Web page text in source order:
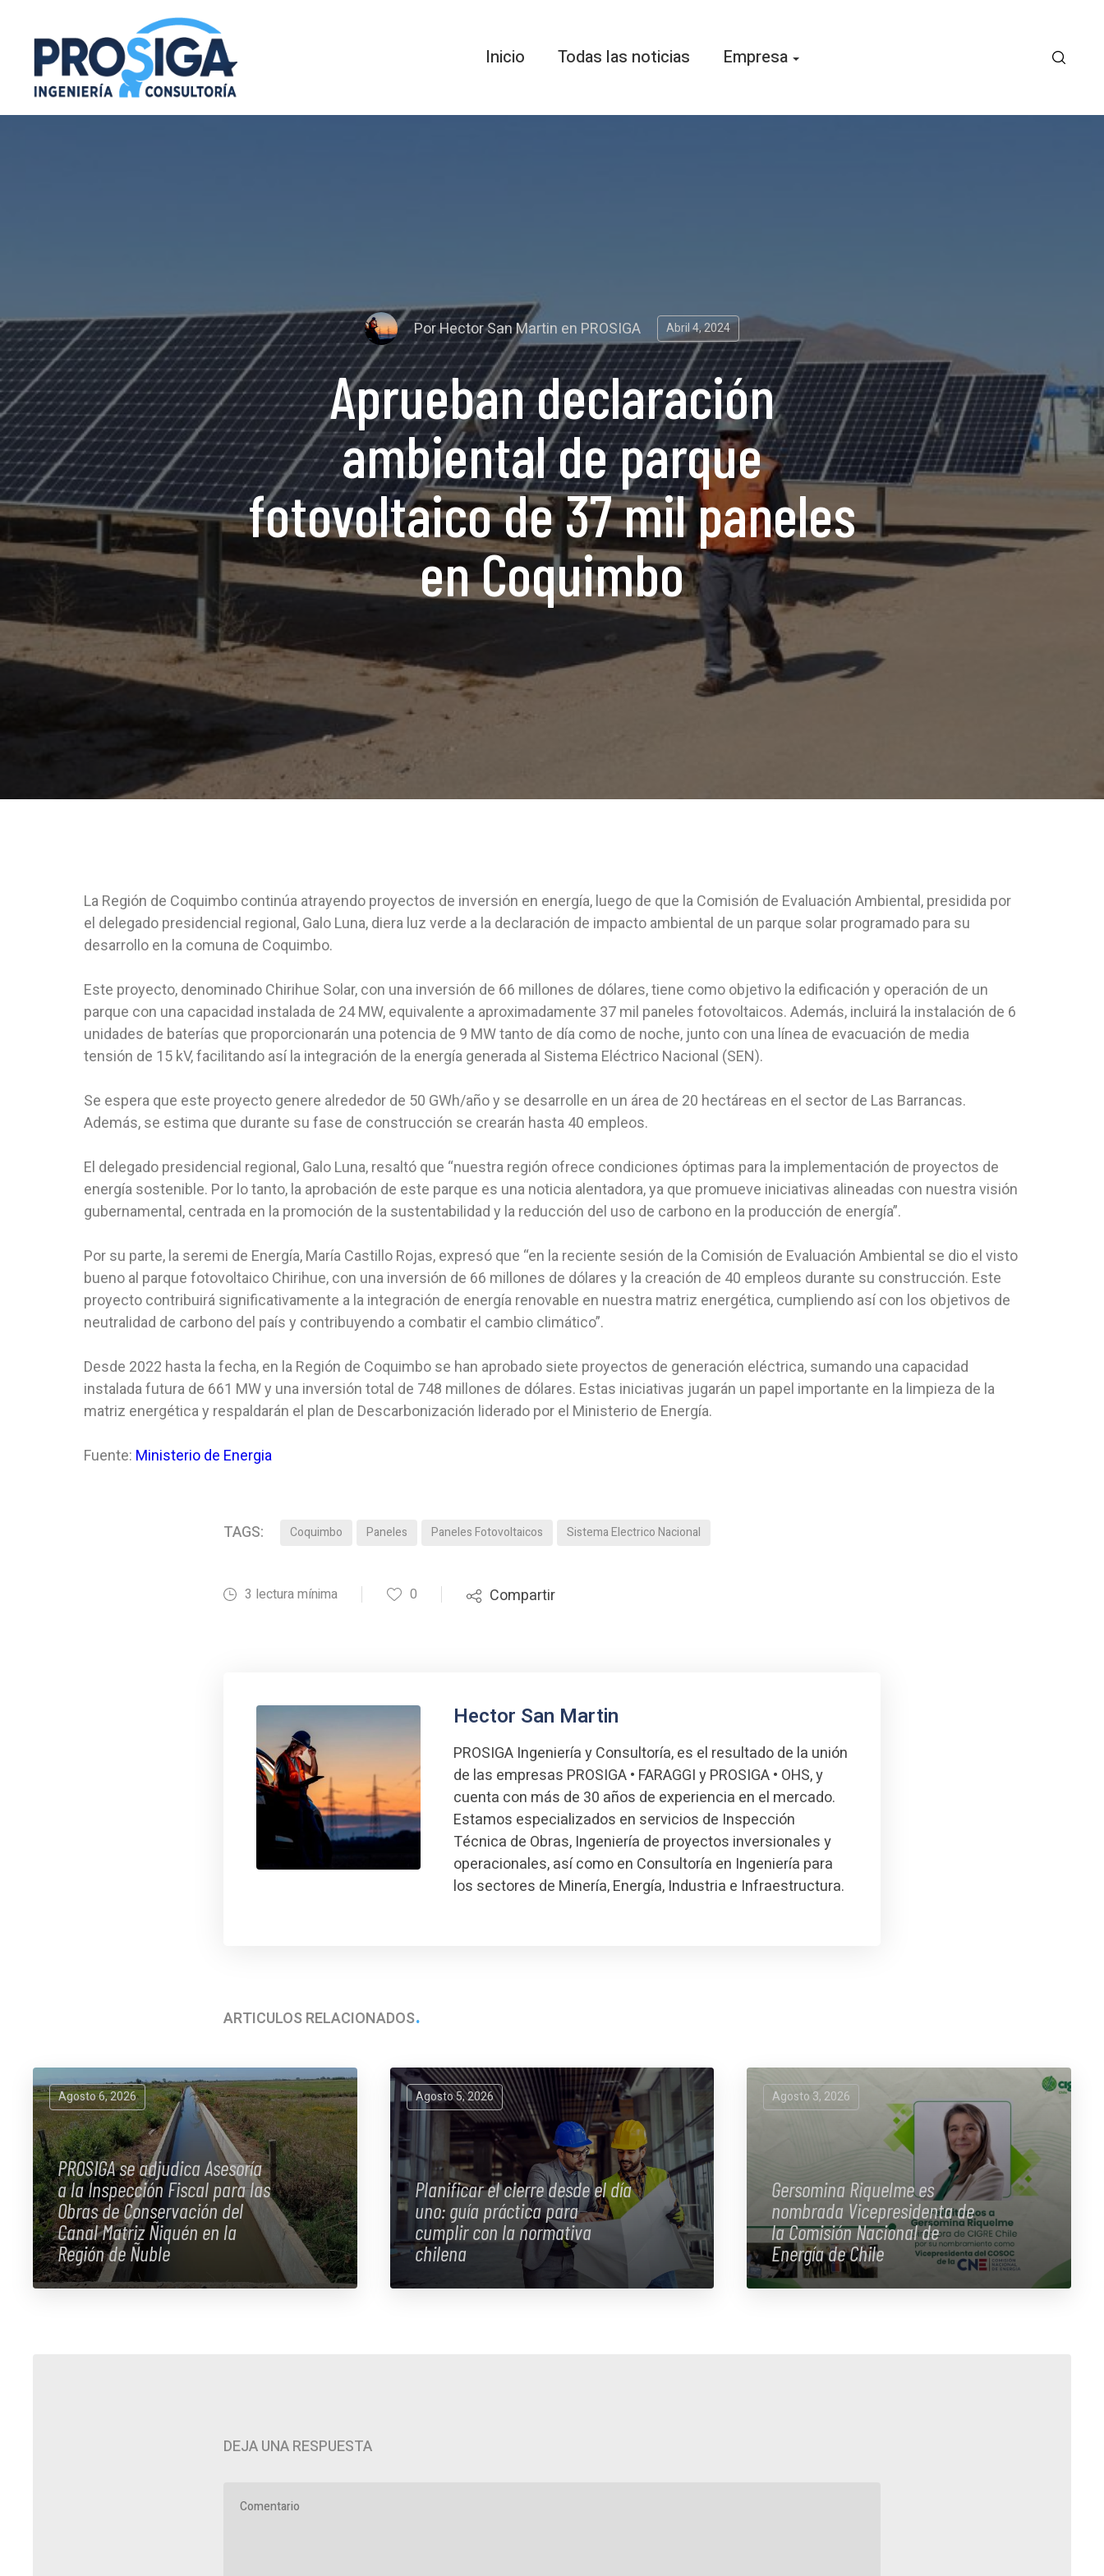
Inicio Todas las noticias Empresa
PorHector San Martin en PROSIGA Abril 4, 2024
Aprueban declaración
ambiental de parque
fotovoltaico de 37 mil paneles
en Coquimbo
La Región de Coquimbo continúa atrayendo proyectos de inversión en energía, luego de que la Comisión de Evaluación Ambiental, presidida por
el delegado presidencial regional, Galo Luna, diera luz verde a la declaración de impacto ambiental de un parque solar programado para su
desarrollo en la comuna de Coquimbo.
Este proyecto, denominado Chirihue Solar, con una inversión de 66 millones de dólares, tiene como objetivo la edificación y operación de un
parque con una capacidad instalada de 24 MW, equivalente a aproximadamente 37 mil paneles fotovoltaicos. Además, incluirá la instalación de 6
unidades de baterías que proporcionarán una potencia de 9 MW tanto de día como de noche, junto con una línea de evacuación de media
tensión de 15 kV, facilitando así la integración de la energía generada al Sistema Eléctrico Nacional (SEN).
Se espera que este proyecto genere alrededor de 50 GWh/año y se desarrolle en un área de 20 hectáreas en el sector de Las Barrancas.
Además, se estima que durante su fase de construcción se crearán hasta 40 empleos.
El delegado presidencial regional, Galo Luna, resaltó que “nuestra región ofrece condiciones óptimas para la implementación de proyectos de
energía sostenible. Por lo tanto, la aprobación de este parque es una noticia alentadora, ya que promueve iniciativas alineadas con nuestra visión
gubernamental, centrada en la promoción de la sustentabilidad y la reducción del uso de carbono en la producción de energía”.
Por su parte, la seremi de Energía, María Castillo Rojas, expresó que “en la reciente sesión de la Comisión de Evaluación Ambiental se dio el visto
bueno al parque fotovoltaico Chirihue, con una inversión de 66 millones de dólares y la creación de 40 empleos durante su construcción. Este
proyecto contribuirá significativamente a la integración de energía renovable en nuestra matriz energética, cumpliendo así con los objetivos de
neutralidad de carbono del país y contribuyendo a combatir el cambio climático”.
Desde 2022 hasta la fecha, en la Región de Coquimbo se han aprobado siete proyectos de generación eléctrica, sumando una capacidad
instalada futura de 661 MW y una inversión total de 748 millones de dólares. Estas iniciativas jugarán un papel importante en la limpieza de la
matriz energética y respaldarán el plan de Descarbonización liderado por el Ministerio de Energía.
Fuente: Ministerio de Energia
TAGS: Coquimbo Paneles Paneles Fotovoltaicos Sistema Electrico Nacional
3 lectura mínima 0 Compartir
Hector San Martin
PROSIGA Ingeniería y Consultoría, es el resultado de la unión
de las empresas PROSIGA • FARAGGI y PROSIGA • OHS, y
cuenta con más de 30 años de experiencia en el mercado.
Estamos especializados en servicios de Inspección
Técnica de Obras, Ingeniería de proyectos inversionales y
operacionales, así como en Consultoría en Ingeniería para
los sectores de Minería, Energía, Industria e Infraestructura.
ARTÍCULOS RELACIONADOS
Agosto 6, 2026
PROSIGA se adjudica Asesoría
a la Inspección Fiscal para las
Obras de Conservación del
Canal Matriz Ñiquén en la
Región de Ñuble
Agosto 5, 2026
Planificar el cierre desde el día
uno: guía práctica para
cumplir con la normativa
chilena
Agosto 3, 2026
Gersomina Riquelme es
nombrada Vicepresidenta de
la Comisión Nacional de
Energía de Chile
DEJA UNA RESPUESTA